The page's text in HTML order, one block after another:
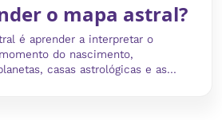
o mapa astral?
é aprender a interpretar o
do nascimento,
casas astrológicas e as...